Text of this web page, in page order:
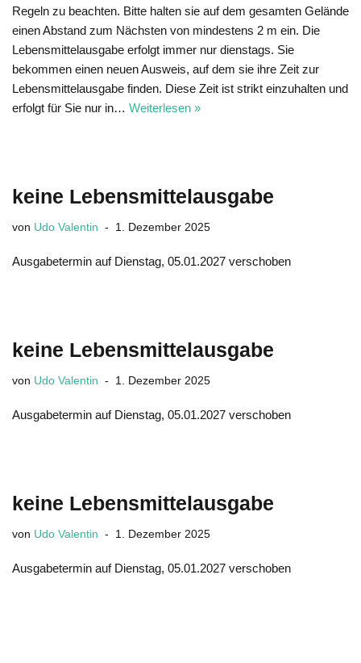
Regeln zu beachten. Bitte halten sie auf dem gesamten Gelände
einen Abstand zum Nächsten von mindestens 2 m ein. Die
Lebensmittelausgabe erfolgt immer nur dienstags. Sie
bekommen einen neuen Ausweis, auf dem sie ihre Zeit zur
Lebensmittelausgabe finden. Diese Zeit ist strikt einzuhalten und
erfolgt für Sie nur in… Weiterlesen »
keine Lebensmittelausgabe
von Udo Valentin 1. Dezember 2025
Ausgabetermin auf Dienstag, 05.01.2027 verschoben
keine Lebensmittelausgabe
von Udo Valentin 1. Dezember 2025
Ausgabetermin auf Dienstag, 05.01.2027 verschoben
keine Lebensmittelausgabe
von Udo Valentin 1. Dezember 2025
Ausgabetermin auf Dienstag, 05.01.2027 verschoben